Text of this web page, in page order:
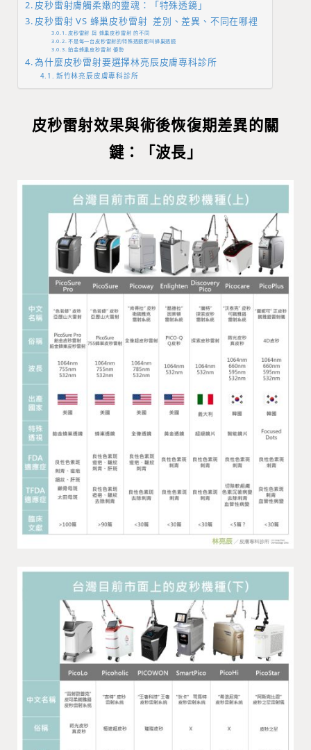
皮秒雷射膚觸柔嫩的靈魂：「特殊透鏡」
皮秒雷射 VS 蜂巢皮秒雷射 差別、差異、不同在哪裡
皮秒雷射 與 蜂巢皮秒雷射 的不同
不是每一台皮秒雷射的特殊透鏡都叫蜂巢透鏡
鉑金蜂巢皮秒雷射 優勢
為什麼皮秒雷射要選擇林亮辰皮膚專科診所
新竹林亮辰皮膚專科診所
皮秒雷射效果與術後恢復期差異的關
鍵：「波長」